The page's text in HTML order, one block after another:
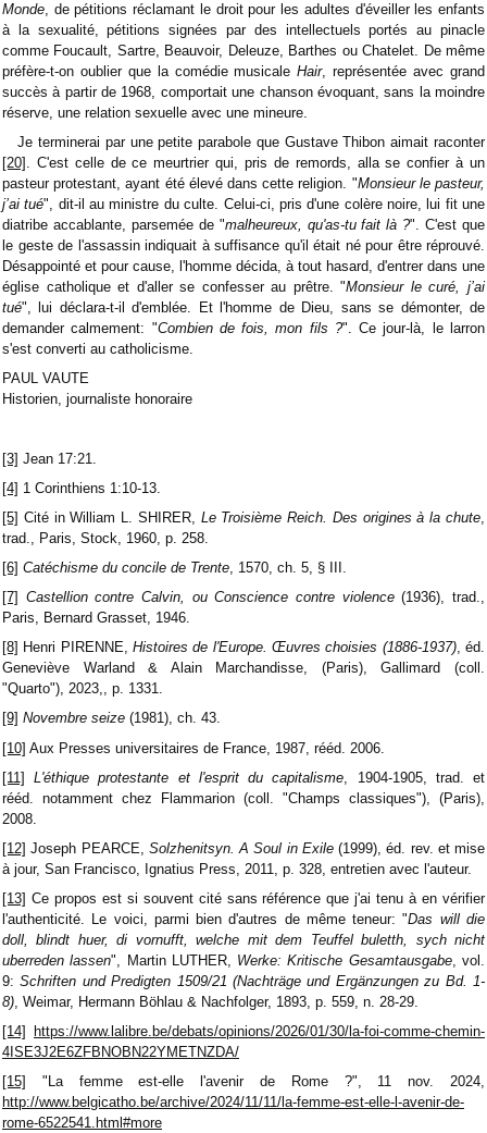
Monde, de pétitions réclamant le droit pour les adultes d'éveiller les enfants
à la sexualité, pétitions signées par des intellectuels portés au pinacle
comme Foucault, Sartre, Beauvoir, Deleuze, Barthes ou Chatelet. De même
préfère-t-on oublier que la comédie musicaleHair, représentée avec grand
succès à partir de 1968, comportait une chanson évoquant, sans la moindre
réserve, une relation sexuelle avec une mineure.
Je terminerai par une petite parabole que Gustave Thibon aimait raconter
[20] . C'est celle de ce meurtrier qui, pris de remords, alla se confier à un
pasteur protestant, ayant été élevé dans cette religion. "Monsieur le pasteur,
j’ai tué", dit-il au ministre du culte. Celui-ci, pris d'une colère noire, lui fit une
diatribe accablante, parsemée de "malheureux, qu'as-tu fait là ?". C'est que
le geste de l'assassin indiquait à suffisance qu'il était né pour être réprouvé.
Désappointé et pour cause, l'homme décida, à tout hasard, d'entrer dans une
église catholique et d'aller se confesser au prêtre. "Monsieur le curé, j’ai
tué", lui déclara-t-il d'emblée. Et l'homme de Dieu, sans se démonter, de
demander calmement: "Combien de fois, mon fils ?". Ce jour-là, le larron
s'est converti au catholicisme.
PAUL VAUTE
Historien, journaliste honoraire
[3] Jean 17:21.
[4] 1 Corinthiens 1:10-13.
[5] Cité in William L. SHIRER, Le Troisième Reich. Des origines à la chute
trad., Paris, Stock, 1960, p. 258.
[6] Catéchisme du concile de Trente, 1570, ch. 5, § III.
[7] Castellion contre Calvin, ou Conscience contre violence(1936), trad.,
Paris, Bernard Grasset, 1946.
[8] Henri PIRENNE, Histoires de l'Europe. Œuvres choisies (1886-1937), éd.
Geneviève Warland & Alain Marchandisse, (Paris), Gallimard (coll.
"Quarto"), 2023,, p. 1331.
[9] Novembre seize (1981), ch. 43.
[10] Aux Presses universitaires de France, 1987, rééd. 2006.
[11]
L'éthique protestante et l'esprit du capitalisme , 1904-1905, trad. et
rééd. notamment chez Flammarion (coll. "Champs classiques"), (Paris),
2008.
[12] Joseph PEARCE, Solzhenitsyn. A Soul in Exile(1999), éd. rev. et mise
à jour, San Francisco, Ignatius Press, 2011, p. 328, entretien avec l'auteur.
[13] Ce propos est si souvent cité sans référence que j'ai tenu à en vérifier
l'authenticité. Le voici, parmi bien d'autres de même teneur: "Das will die
doll, blindt huer, di vornufft, welche mit dem Teuffel buletth, sych nicht
uberreden lassen", Martin LUTHER, Werke: Kritische Gesamtausgabe, vol.
9:Schriften und Predigten 1509/21 (Nachträge und Ergänzungen zu Bd. 1-
8) , Weimar, Hermann Böhlau & Nachfolger, 1893, p. 559, n. 28-29.
[14]
https://www.lalibre.be/debats/opinions/2026/01/30/la-foi-comme-chemin-
4ISE3J2E6ZFBNOBN22YMETNZDA/
[15]
"La femme est-elle l'avenir de Rome ?", 11 nov. 2024,
http://www.belgicatho.be/archive/2024/11/11/la-femme-est-elle-l-avenir-de-
rome-6522541.html#more